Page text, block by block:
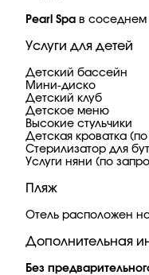
Pearl Spa в соседнем
Услуги для детей
Детский бассейн
Мини-диско
Детский клуб
Детское меню
Высокие стульчики
Детская кроватка
Стерилизатор для
Услуги няни (по
Пляж
Отель расположен
Дополнительная
Без